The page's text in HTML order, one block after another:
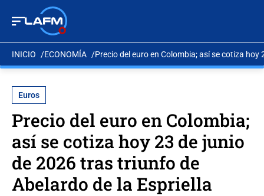
INICIO ECONOMÍA Precio del euro en Colombia; así se cotiza
Euros
Precio del euro en Colombia;
así se cotiza hoy 23 de junio
de 2026 tras triunfo de
Abelardo de la Espriella